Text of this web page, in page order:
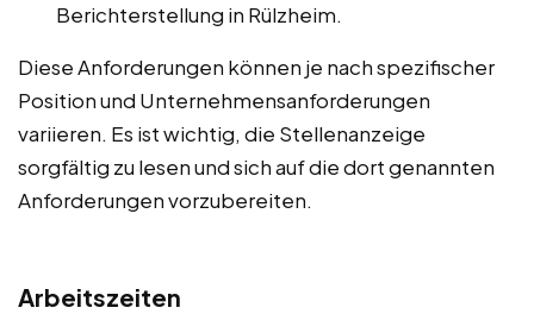
Berichterstellung in Rülzheim.
Diese Anforderungen können je nach spezifischer
Position und Unternehmensanforderungen
variieren. Es ist wichtig, die Stellenanzeige
sorgfältig zu lesen und sich auf die dort genannten
Anforderungen vorzubereiten.
Arbeitszeiten